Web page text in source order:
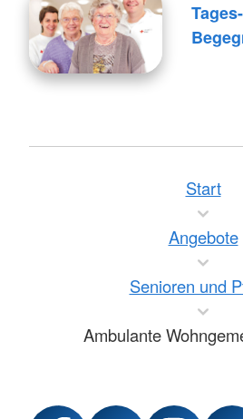
Start
Angebote
Senioren und
Ambulante